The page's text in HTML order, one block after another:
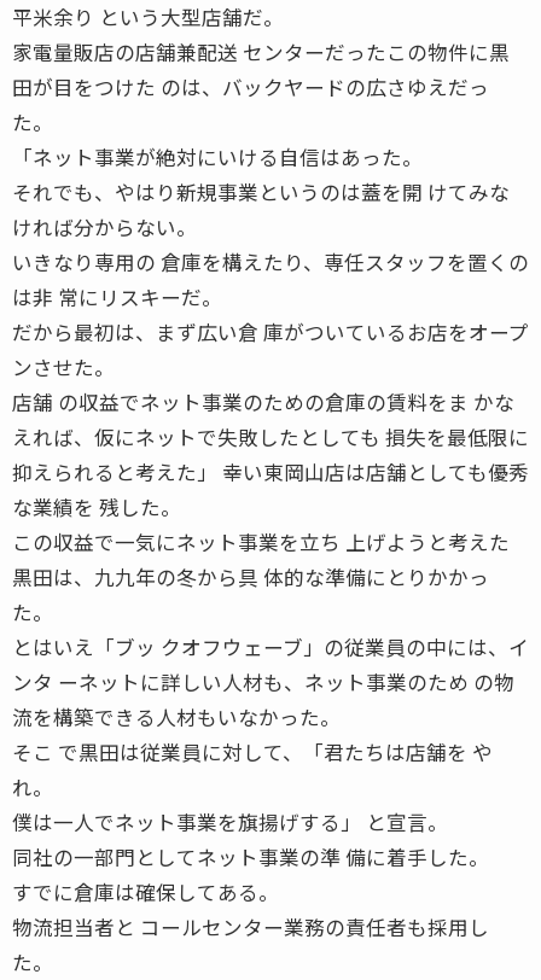
平米余り という大型店舗だ。
家電量販店の店舗兼配送 センターだったこの物件に黒
田が目をつけた のは、バックヤードの広さゆえだっ
た。
「ネット事業が絶対にいける自信はあった。
それでも、やはり新規事業というのは蓋を開 けてみな
ければ分からない。
いきなり専用の 倉庫を構えたり、専任スタッフを置くの
は非 常にリスキーだ。
だから最初は、まず広い倉 庫がついているお店をオープ
ンさせた。
店舗 の収益でネット事業のための倉庫の賃料をま かな
えれば、仮にネットで失敗したとしても 損失を最低限に
抑えられると考えた」 幸い東岡山店は店舗としても優秀
な業績を 残した。
この収益で一気にネット事業を立ち 上げようと考えた
黒田は、九九年の冬から具 体的な準備にとりかかっ
た。
とはいえ「ブッ クオフウェーブ」の従業員の中には、イ
ンタ ーネットに詳しい人材も、ネット事業のため の物
流を構築できる人材もいなかった。
そこ で黒田は従業員に対して、「君たちは店舗を や
れ。
僕は一人でネット事業を旗揚げする」 と宣言。
同社の一部門としてネット事業の準 備に着手した。
すでに倉庫は確保してある。
物流担当者と コールセンター業務の責任者も採用し
た。